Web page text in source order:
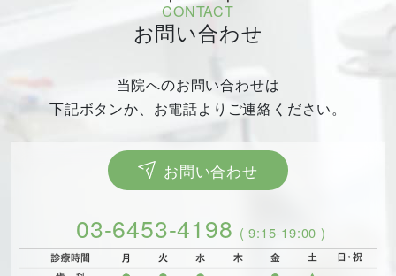
CONTACT
お問い合わせ
当院へのお問い合わせは
下記ボタンか、お電話よりご連絡ください。
お問い合わせ
03-6453-4198 ( 9:15-19:00 )